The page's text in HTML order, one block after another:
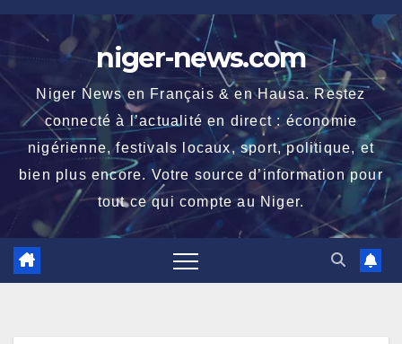
Skip
to
content
niger-news.com
Niger News en Français & en Hausa. Restez
connecté à l’actualité en direct : économie
nigérienne, festivals locaux, sport, politique, et
bien plus encore. Votre source d’information pour
tout ce qui compte au Niger.